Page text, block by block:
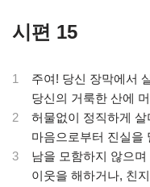
시편 15
1 주여! 당신 장막에서
당신의 거룩한 산에
2 허물없이 정직하게 살
마음으로부터 진실을
3 남을 모함하지 않으며
이웃을 해하거나, 친